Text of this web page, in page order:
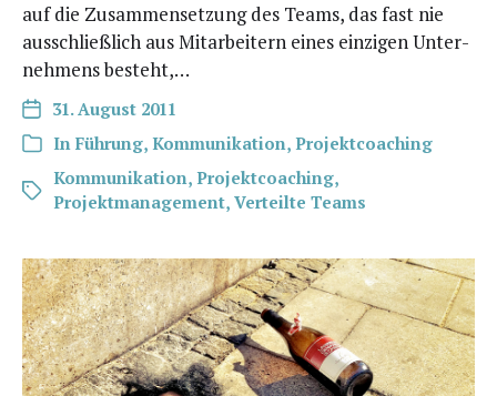
auf die Zusam­men­set­zung des Teams, das fast nie
aus­schließ­lich aus Mit­ar­bei­tern eines ein­zi­gen Unter­
neh­mens besteht,…
31. August 2011
In Führung, Kommunikation, Projektcoaching
Kommunikation, Projektcoaching,
Projektmanagement, Verteilte Teams